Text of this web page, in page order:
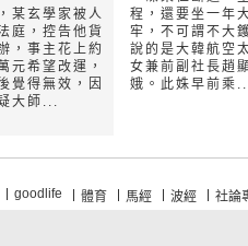
某玄學家被人
庭，控告他貨
，事主花上約
元希望改運，
覺得無效，因
大師...
程，還要坐一年
牢，不可謂不大
說的是大韓航空
女兼前副社長趙
娥。此姝早前乘
goodlife 體育 馬經 波經 社論